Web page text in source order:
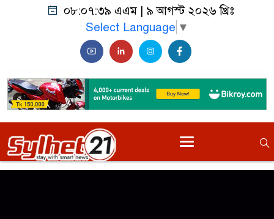
০৮:০৭:৩৯ এএম| ৯ আগস্ট ২০২৬ খ্রিঃ
Select Language ▼